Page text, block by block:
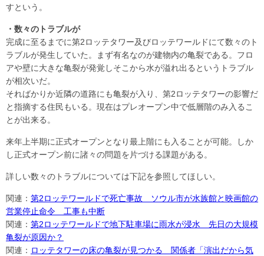
すという。
・数々のトラブルが
完成に至るまでに第2ロッテタワー及びロッテワールドにて数々のト
ラブルが発生していた。まず有名なのが建物内の亀裂である。フロ
アや壁に大きな亀裂が発覚しそこから水が溢れ出るというトラブル
が相次いだ。
そればかりか近隣の道路にも亀裂が入り、第2ロッテタワーの影響だ
と指摘する住民もいる。現在はプレオープン中で低層階のみ入るこ
とが出来る。
来年上半期に正式オープンとなり最上階にも入ることが可能。しか
し正式オープン前に諸々の問題を片づける課題がある。
詳しい数々のトラブルについては下記を参照してほしい。
関連： 第2ロッテワールドで死亡事故 ソウル市が水族館と映画館の
営業停止命令 工事も中断
関連： 第2ロッテワールドで地下駐車場に雨水が浸水 先日の大規模
亀裂が原因か？
関連： ロッテタワーの床の亀裂が見つかる 関係者「演出だから気